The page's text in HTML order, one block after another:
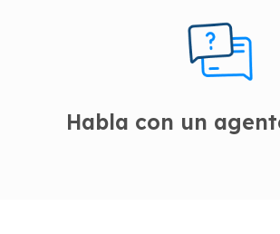
Habla con un